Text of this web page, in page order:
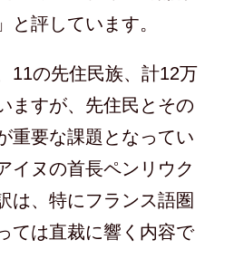
と評しています。
11の先住民族、計12万
ますが、先住民とその
重要な課題となってい
イヌの首長ペンリウク
は、特にフランス語圏
ては直裁に響く内容で